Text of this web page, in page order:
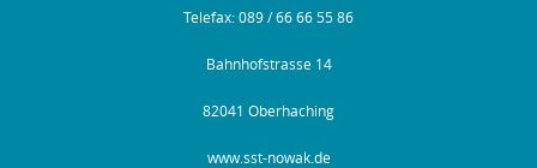
Telefax: 089 / 66 66 55 86
Bahnhofstrasse 14
82041 Oberhaching
www.sst-nowak.de